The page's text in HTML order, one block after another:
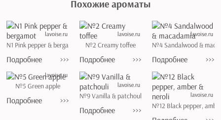
Похожие ароматы
lavoise.ru
N1 Pink pepper & bergamot
Подробнее >>>
lavoise.ru
№2 Creamy toffee
Подробнее >>>
lavoise.ru
№4 Sandalwood &
Подробнее >>>
lavoise.ru
№5 Green apple
Подробнее >>>
lavoise.ru
№9 Vanilla & patchouli
Подробнее >>>
lavoise.ru
№12 Black pepper,